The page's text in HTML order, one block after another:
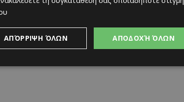
ότι στις συζητήσεις
του (έληγε τον Μάιο του 2026),
ΑΠΟΔΟΧΉ ΌΛΩΝ
ΑΠΌΡΡΙΨΗ ΌΛΩΝ